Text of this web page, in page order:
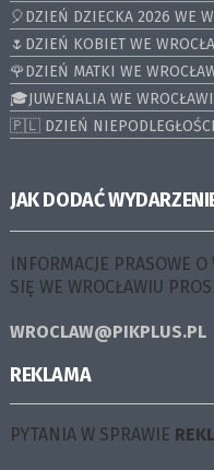
🎈DZIEŃ DZIECKA 2026 WE
🌷DZIEŃ KOBIET WE
🌹DZIEŃ MATKI WE
🎓JUWENALIA WE
🇵🇱 DZIEŃ NIEPODLEGŁOŚCI
JAK DODAĆ
INFORMACJE PRASOWE
SIĘ WE WROCŁAWIU
WROCLAW@PIKPLUS.PL
REKLAMA
PYTANIA W SPRAWIE